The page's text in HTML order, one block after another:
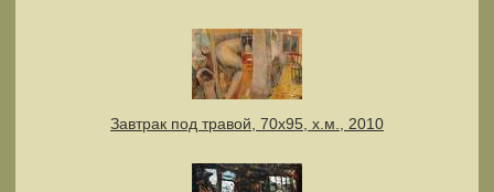
Завтрак под травой, 70х95, х.м., 2010